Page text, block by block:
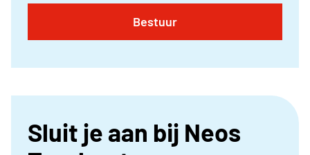
Bestuur
Sluit je aan bij Neos